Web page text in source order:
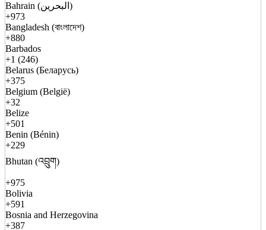
Bahrain (البحرين)
+973
Bangladesh (বাংলাদেশ)
+880
Barbados
+1 (246)
Belarus (Беларусь)
+375
Belgium (België)
+32
Belize
+501
Benin (Bénin)
+229
Bhutan (འབྲུག)
+975
Bolivia
+591
Bosnia and Herzegovina
+387